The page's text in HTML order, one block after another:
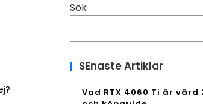
Sök
SEnaste Artiklar
Vad RTX 4060 Ti är värd